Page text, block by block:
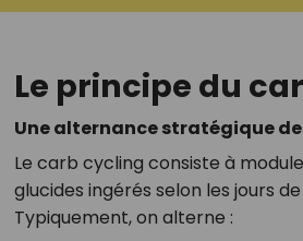
Le principe du
Une alternance stratégique
Le carb cycling consiste à
glucides ingérés selon les jours
Typiquement, on alterne :